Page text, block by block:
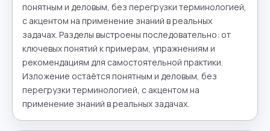
понятным и деловым, без перегрузки терминологией,
с акцентом на применение знаний в реальных
задачах. Разделы выстроены последовательно: от
ключевых понятий к примерам, упражнениям и
рекомендациям для самостоятельной практики.
Изложение остаётся понятным и деловым, без
перегрузки терминологией, с акцентом на
применение знаний в реальных задачах.